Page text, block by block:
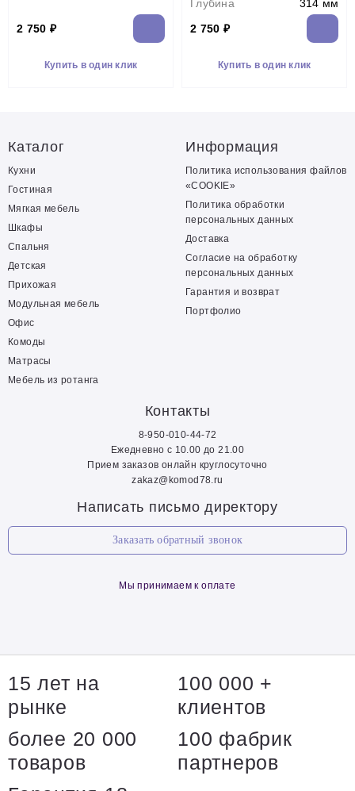
2 750 ₽
Купить в один клик
Глубина
314 мм
2 750 ₽
Купить в один клик
Каталог
Кухни
Гостиная
Мягкая мебель
Шкафы
Спальня
Детская
Прихожая
Модульная мебель
Офис
Комоды
Матрасы
Мебель из ротанга
Информация
Политика использования файлов
«COOKIE»
Политика обработки
персональных данных
Доставка
Согласие на обработку
персональных данных
Гарантия и возврат
Портфолио
Контакты
8-950-010-44-72
Ежедневно с 10.00 до 21.00
Прием заказов онлайн круглосуточно
zakaz@komod78.ru
Написать письмо директору
Заказать обратный звонок
Мы принимаем к оплате
15 лет на
рынке
100 000 +
клиентов
более 20 000
товаров
100 фабрик
партнеров